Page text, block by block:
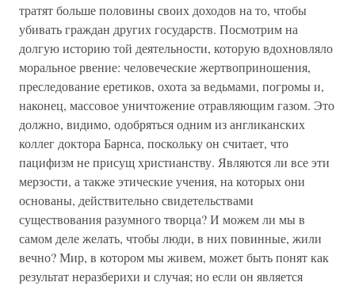
тратят больше половины своих доходов на то, чтобы
убивать граждан других государств. Посмотрим на
долгую историю той деятельности, которую вдохновляло
моральное рвение: человеческие жертвоприношения,
преследование еретиков, охота за ведьмами, погромы и,
наконец, массовое уничтожение отравляющим газом. Это
должно, видимо, одобряться одним из англиканских
коллег доктора Барнса, поскольку он считает, что
пацифизм не присущ христианству. Являются ли все эти
мерзости, а также этические учения, на которых они
основаны, действительно свидетельствами
существования разумного творца? И можем ли мы в
самом деле желать, чтобы люди, в них повинные, жили
вечно? Мир, в котором мы живем, может быть понят как
результат неразберихи и случая; но если он является